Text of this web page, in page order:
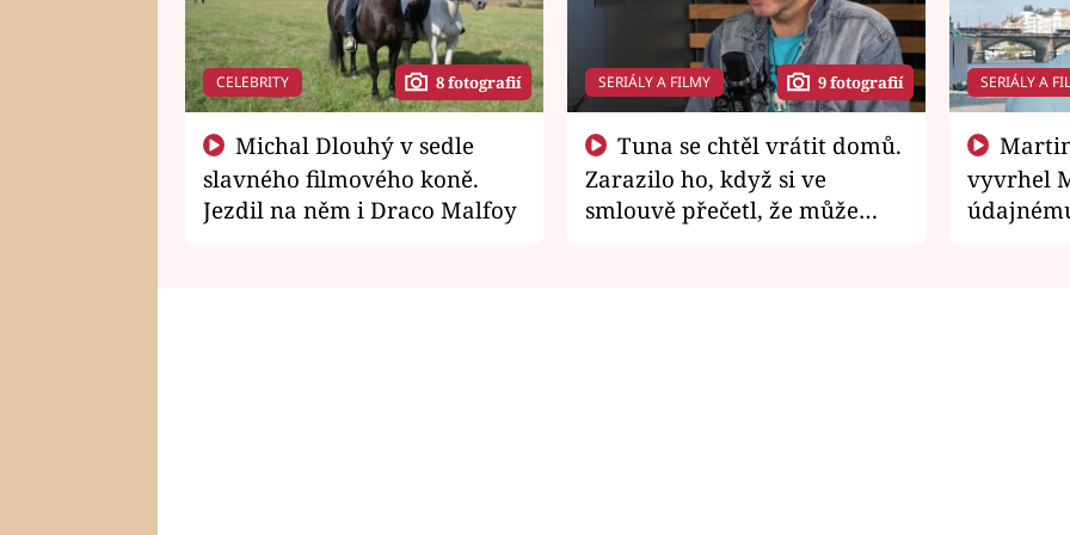
CELEBRITY 8 fotografií
slavného filmového koně.
Jezdil na něm i Draco Malfoy
SERIÁLY A FILMY 9 fotografií
Zarazilo ho, když si ve
smlouvě přečetl, že může
SERIÁLY A
vyvrhel